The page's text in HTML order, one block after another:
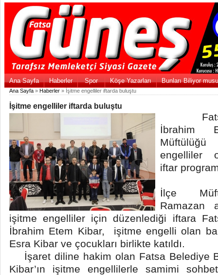
Ana Sayfa Haberler Spor Köşe Yazarları Bunları Biliyor
Ana Sayfa » Haberler » İşitme engelliler iftarda buluştu
İşitme engelliler iftarda buluştu
Fatsa
İbrahim
engelliler
iftar
İlçe
Ramazan
işitme engelliler için düzenlediği iftara
İbrahim Etem Kibar, işitme engelli olan
Esra Kibar ve çocukları birlikte katıldı.
İşaret diline hakim olan Fatsa Belediye
Kibar’ın işitme engellilerle samimi